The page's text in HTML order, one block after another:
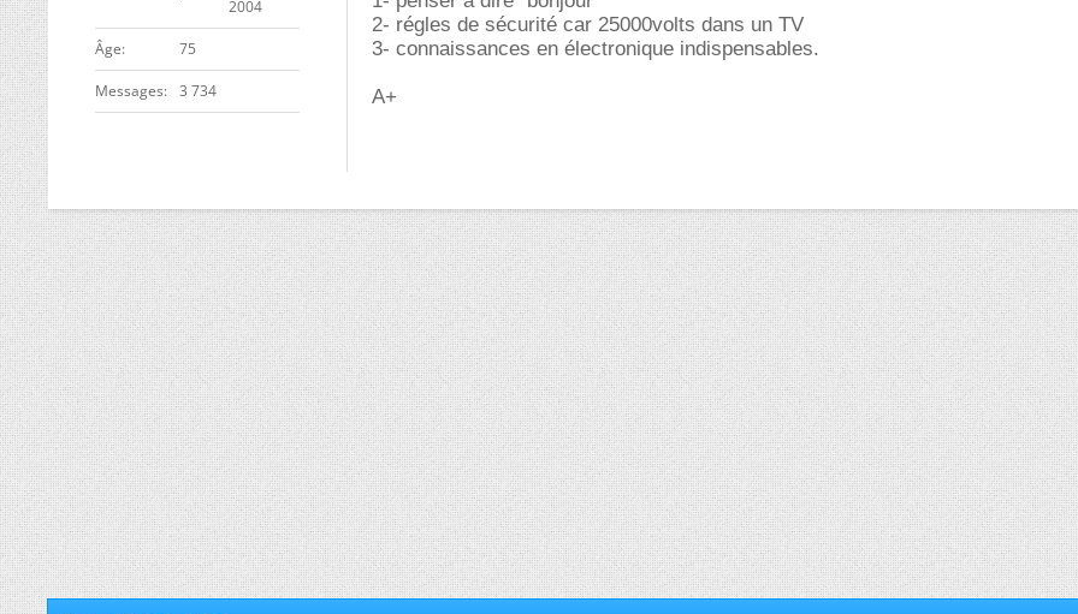
2004
ge 75
Messages 3 734
2- régles de sécurité car 25000volts dans un TV
3- connaissances en électronique indispensables.
A+